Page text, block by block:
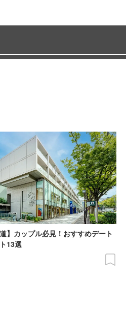
道】カップル必見！おすすめデート
13選